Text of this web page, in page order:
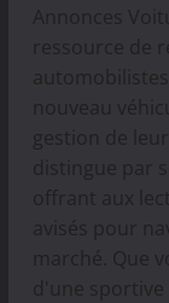
Annonces
ressource de
nouveau
gestion de
distingue par
offrant aux
avisés pour
marché. Que
d'une sportive